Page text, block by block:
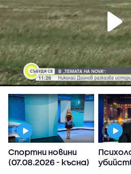
Спортни новини
(07.08.2026 - късна)